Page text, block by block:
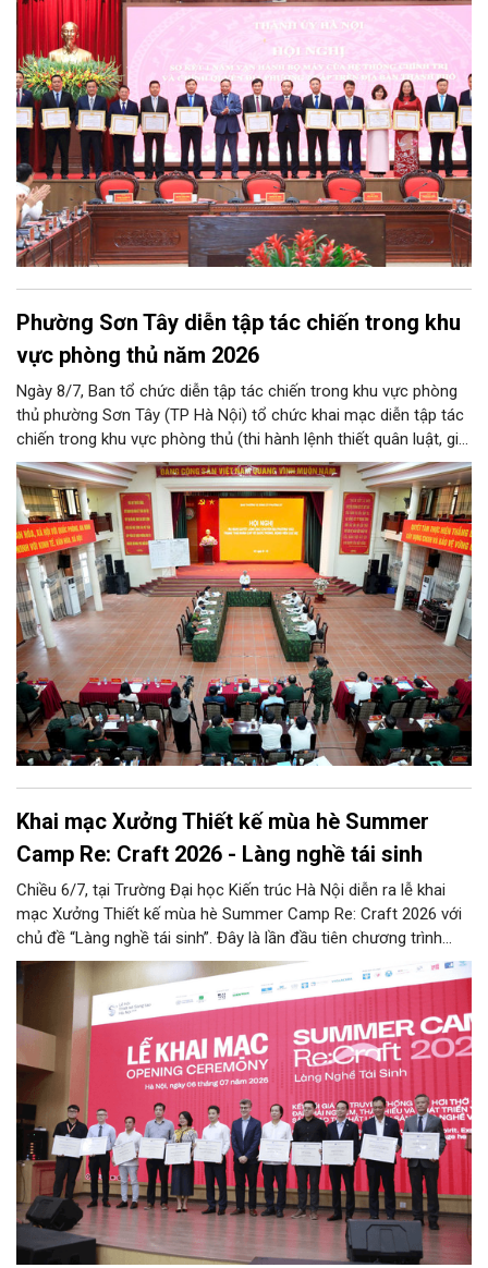
chính quyền địa phương 2 cấp của Hà Nội phát huy hiệu quả
hơn nữa trong giai đoạn mới.
Phường Sơn Tây diễn tập tác chiến trong khu
vực phòng thủ năm 2026
Ngày 8/7, Ban tổ chức diễn tập tác chiến trong khu vực phòng
thủ phường Sơn Tây (TP Hà Nội) tổ chức khai mạc diễn tập tác
chiến trong khu vực phòng thủ (thi hành lệnh thiết quân luật, giới
nghiêm) năm 2026.
Khai mạc Xưởng Thiết kế mùa hè Summer
Camp Re: Craft 2026 - Làng nghề tái sinh
Chiều 6/7, tại Trường Đại học Kiến trúc Hà Nội diễn ra lễ khai
mạc Xưởng Thiết kế mùa hè Summer Camp Re: Craft 2026 với
chủ đề “Làng nghề tái sinh”. Đây là lần đầu tiên chương trình
được tổ chức tại khu vực phía Bắc, tiếp nối thành công của bốn
mùa tổ chức trước đó (2022 - 2025) tại khu vực phía Nam.